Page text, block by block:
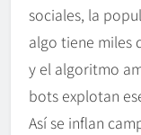
sociales, la
algo tiene miles
y el algoritmo
bots explotan
Así se inflan